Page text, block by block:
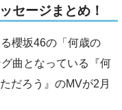
セージまとめ！
櫻坂46の「何歳の
曲となっている『何
だろう』のMVが2月